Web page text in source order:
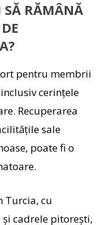
SĂ RĂMÂNĂ
pentru membrii
cerințele
Recuperarea
sale
poate fi o
Turcia, cu
cadrele pitorești,